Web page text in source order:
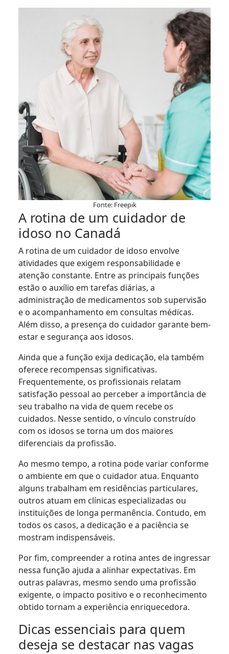
Fonte: Freepik
A rotina de um cuidador de
idoso no Canadá
A rotina de um cuidador de idoso envolve
atividades que exigem responsabilidade e
atenção constante. Entre as principais funções
estão o auxílio em tarefas diárias, a
administração de medicamentos sob supervisão
e o acompanhamento em consultas médicas.
Além disso, a presença do cuidador garante bem-
estar e segurança aos idosos.
Ainda que a função exija dedicação, ela também
oferece recompensas significativas.
Frequentemente, os profissionais relatam
satisfação pessoal ao perceber a importância de
seu trabalho na vida de quem recebe os
cuidados. Nesse sentido, o vínculo construído
com os idosos se torna um dos maiores
diferenciais da profissão.
Ao mesmo tempo, a rotina pode variar conforme
o ambiente em que o cuidador atua. Enquanto
alguns trabalham em residências particulares,
outros atuam em clínicas especializadas ou
instituições de longa permanência. Contudo, em
todos os casos, a dedicação e a paciência se
mostram indispensáveis.
Por fim, compreender a rotina antes de ingressar
nessa função ajuda a alinhar expectativas. Em
outras palavras, mesmo sendo uma profissão
exigente, o impacto positivo e o reconhecimento
obtido tornam a experiência enriquecedora.
Dicas essenciais para quem
deseja se destacar nas vagas